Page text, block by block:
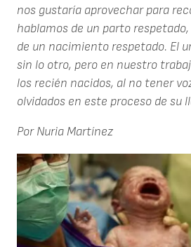
nos gustaría aprovechar para
hablamos de un parto
de un nacimiento respetado. El
sin lo otro, pero en nuestro
los recién nacidos, al no tener
olvidados en este proceso de su
Por Nuria Martínez